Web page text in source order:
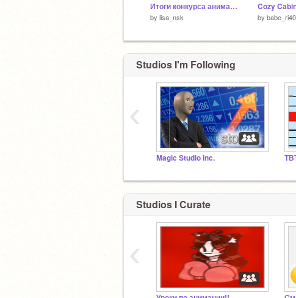
Итоги конкурса анимации 2020
by lisa_nsk
Cozy
by
Studios I'm Following
Magic Studio inc.
‹
Studios I Curate
‹